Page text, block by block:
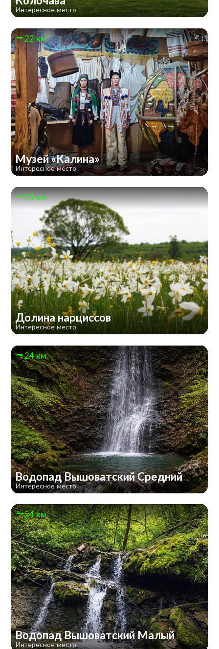
Интересное место
22 км
Музей «Калина»
Интересное место
23 км
Долина нарциссов
Интересное место
24 км
Водопад Вышоватский Средний
Интересное место
24 км
Водопад Вышоватский Малый
Интересное место